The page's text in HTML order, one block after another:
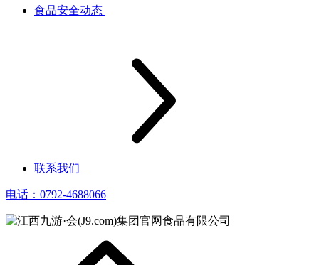
食品安全动态
联系我们
电话：0792-4688066